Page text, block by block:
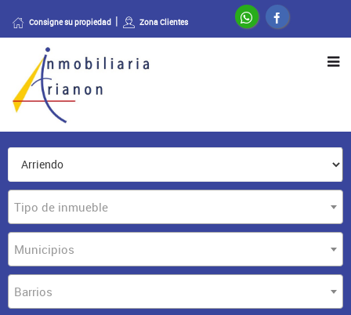
Consigne su propiedad Zona Clientes
Tipo de inmueble
Municipios
Barrios